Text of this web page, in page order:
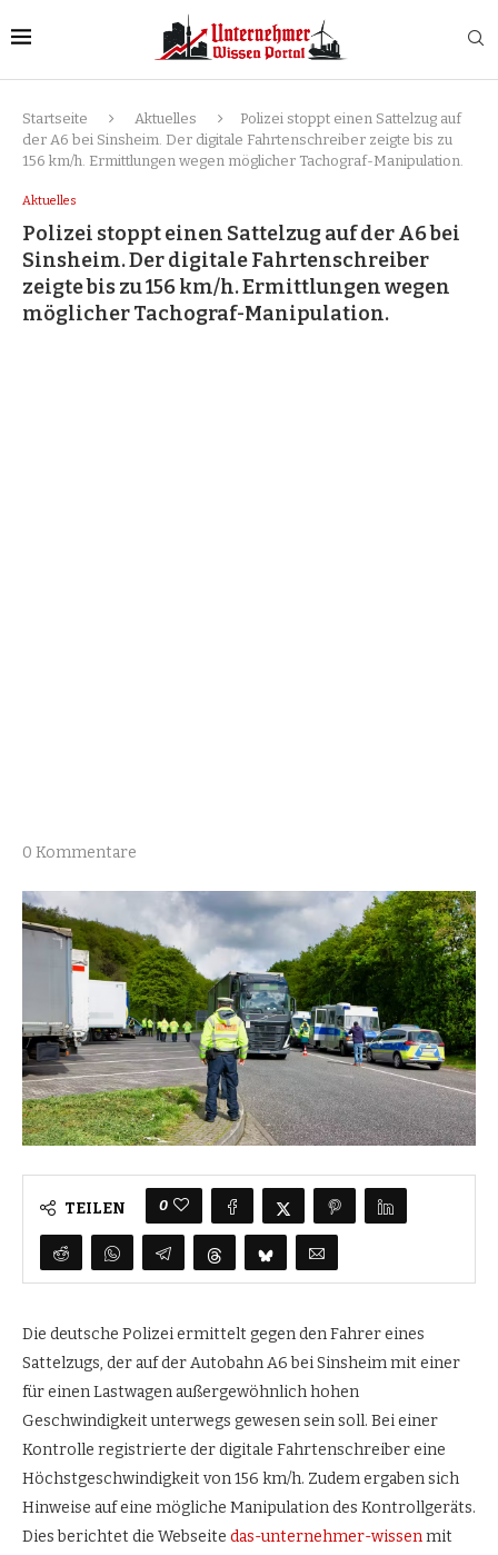
Startseite Aktuelles
Polizei stoppt einen Sattelzug auf
der A6 bei Sinsheim. Der digitale Fahrtenschreiber zeigte bis zu
156 km/h. Ermittlungen wegen möglicher Tachograf-Manipulation.
Aktuelles
Polizei stoppt einen Sattelzug auf der A6 bei
Sinsheim. Der digitale Fahrtenschreiber
zeigte bis zu 156 km/h. Ermittlungen wegen
möglicher Tachograf-Manipulation.
0 Kommentare
TEILEN 0
Die deutsche Polizei ermittelt gegen den Fahrer eines
Sattelzugs, der auf der Autobahn A6 bei Sinsheim mit einer
für einen Lastwagen außergewöhnlich hohen
Geschwindigkeit unterwegs gewesen sein soll. Bei einer
Kontrolle registrierte der digitale Fahrtenschreiber eine
Höchstgeschwindigkeit von 156 km/h. Zudem ergaben sich
Hinweise auf eine mögliche Manipulation des Kontrollgeräts.
Dies berichtet die Webseite das-unternehmer-wissenmit